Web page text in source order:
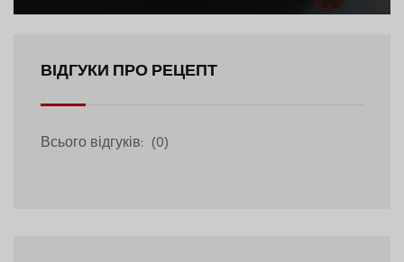
ВІДГУКИ ПРО РЕЦЕПТ
Всього відгуків: (0)